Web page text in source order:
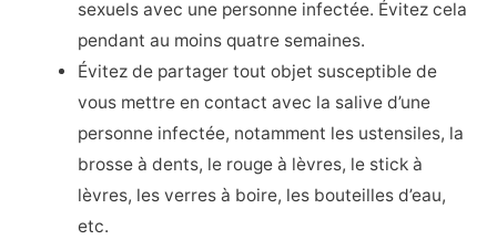
sexuels avec une personne infectée. Évitez cela
pendant au moins quatre semaines.
Évitez de partager tout objet susceptible de
vous mettre en contact avec la salive d’une
personne infectée, notamment les ustensiles, la
brosse à dents, le rouge à lèvres, le stick à
lèvres, les verres à boire, les bouteilles d’eau,
etc.